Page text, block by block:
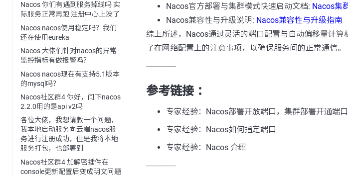
Nacos 你们有遇到服务掉线吗 实
际服务正常再跑 注册中心上没了
Nacos nacos使用稳定吗？我们
还在使用eureka
Nacos 大佬们针对nacos的异常
监控指标有做报警吗？
Nacos nacos现在有支持5.1版本
的mysql吗？
Nacos社区群4 你好，问下nacos
2.2.0用的是api v2吗
各位大佬，我想请教一个问题，
我本地启动服务向云端nacos服
务进行注册成功，但是我将本地
服务打包，也部署到
Nacos社区群4 加解密插件在
console更新配置后变成明文问题
Nacos官方部署与集群模式快速启动文档: Nacos集
Nacos兼容性与升级说明: Nacos兼容性与升级指南
综上所述，Nacos通过灵活的端口配置与自动偏移量计
了在网络配置上的注意事项，以确保服务间的正常通信。
---------------
参考链接 ：
专家经验：Nacos部署开放端口，集群部署开通端口
专家经验：Nacos如何指定端口
专家经验：Nacos 介绍
---------------